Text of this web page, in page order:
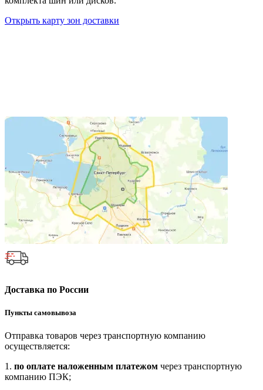
Открыть карту зон доставки
Доставка по России
Пункты самовывоза
Отправка товаров через транспортную компанию
осуществляется:
1. по оплате наложенным платежом через транспортную
компанию ПЭК;